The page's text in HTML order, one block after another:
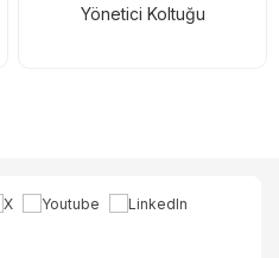
Yönetici Koltuğu